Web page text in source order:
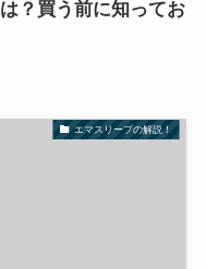
？買う前に知ってお
エマスリープの解説！